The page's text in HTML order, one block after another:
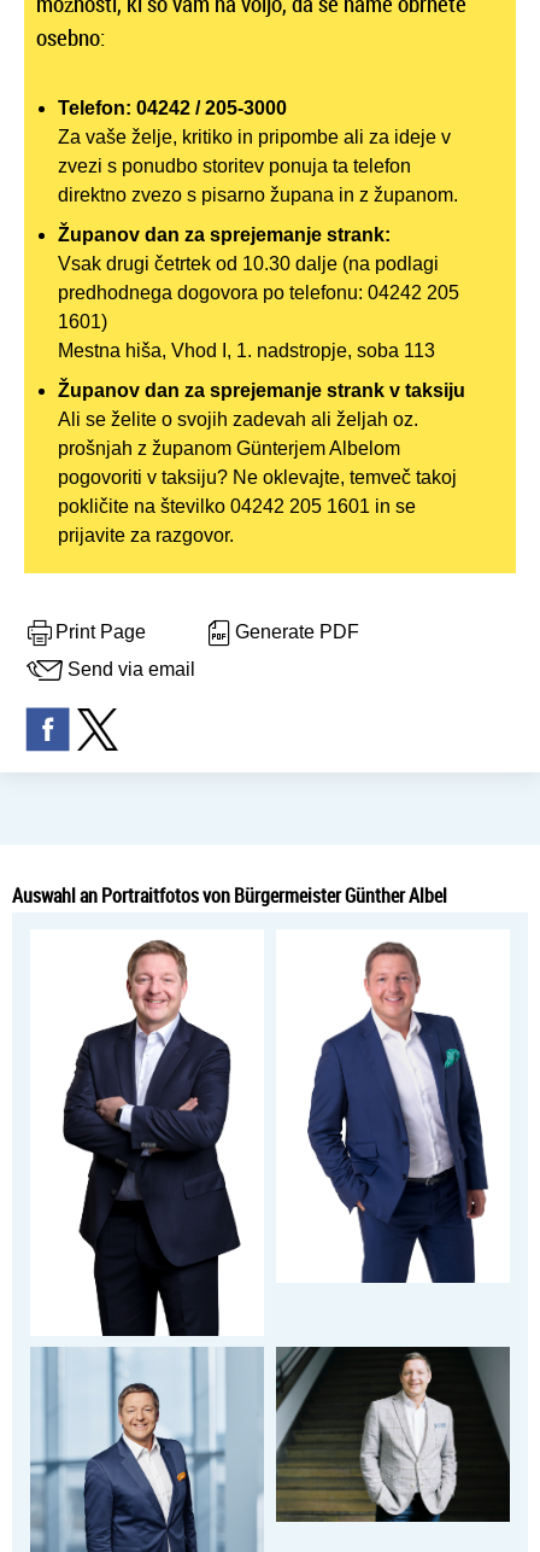
osebno:
Telefon: 04242 / 205-3000
Za vaše želje, kritiko in pripombe ali za ideje v
zvezi s ponudbo storitev ponuja ta telefon
direktno zvezo s pisarno župana in z županom.
Županov dan za sprejemanje strank:
Vsak drugi četrtek od 10.30 dalje (na podlagi
predhodnega dogovora po telefonu: 04242 205
1601)
Mestna hiša, Vhod I, 1. nadstropje, soba 113
Županov dan za sprejemanje strank v taksiju
Ali se želite o svojih zadevah ali željah oz.
prošnjah z županom Günterjem Albelom
pogovoriti v taksiju? Ne oklevajte, temveč takoj
pokličite na številko 04242 205 1601 in se
prijavite za razgovor.
Print Page
Generate PDF
Send via email
Auswahl an Portraitfotos von Bürgermeister Günther Albel